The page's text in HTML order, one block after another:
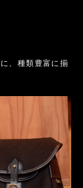
、種類豊富に揃